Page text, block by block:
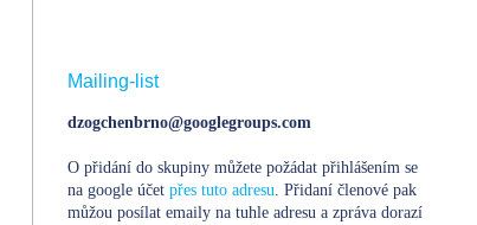
Mailing-list
dzogchenbrno@googlegroups.com
O přidání do skupiny můžete požádat přihlášením se
na google účet přes tuto adresu. Přidaní členové pak
můžou posílat emaily na tuhle adresu a zpráva dorazí